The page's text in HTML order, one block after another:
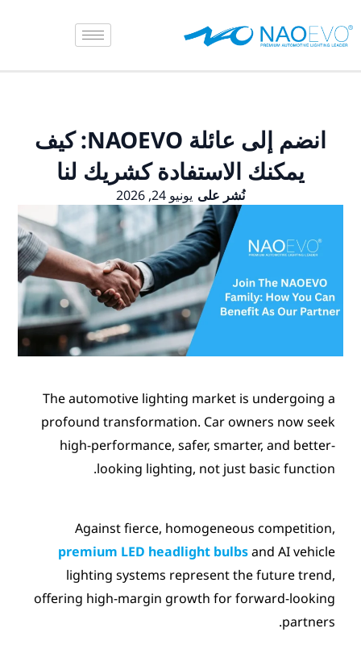
انضم إلى عائلة NAOEVO: كيف
كشريك لنا
The automotive lighting
profound transformation.
high-performance, safer,
looking lighting,
Against fierce,
premium LED headlight
lighting systems
offering high-margin growth